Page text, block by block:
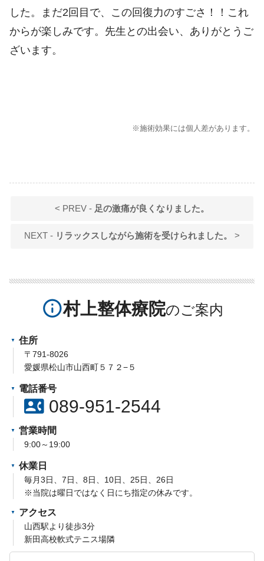
した。まだ2回目で、この回復力のすごさ！！これ
からが楽しみです。先生との出会い、ありがとうご
ざいます。
※施術効果には個人差があります。
< PREV - 足の激痛が良くなりました。
NEXT - リラックスしながら施術を受けられました。 >
info_outline村上整体療院
住所
〒791-8026
愛媛県松山市山西町５７２−５
電話番号
contact_phone089-951-2544
営業時間
9:00～19:00
休業日
毎月3日、7日、8日、10日、25日、26日
※当院は曜日ではなく日にち指定の休みです。
アクセス
山西駅より徒歩3分
新田高校軟式テニス場隣